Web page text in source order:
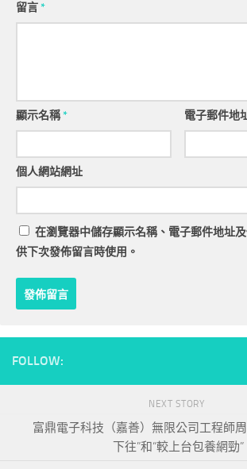
留言*
顯示名稱* 電子郵件地
個人網站網址
在瀏覽器中儲存顯示名稱、電子郵件地址
供下次發佈留言時使用。
FOLLOW:
NEXT STORY
富鼎電子科技（嘉善）無限公司工程師
下往”和“較上台包養網勁”